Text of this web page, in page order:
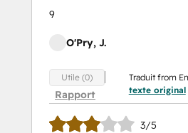
9
O'Pry, J.
Utile (0)
Rapport
Traduit from
texte original
3/5